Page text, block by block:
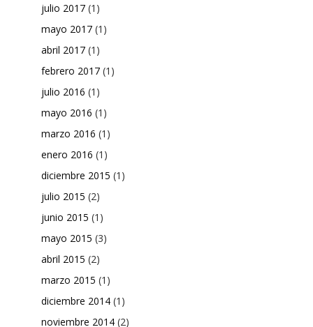
julio 2017 (1)
mayo 2017 (1)
abril 2017 (1)
febrero 2017 (1)
julio 2016 (1)
mayo 2016 (1)
marzo 2016 (1)
enero 2016 (1)
diciembre 2015 (1)
julio 2015 (2)
junio 2015 (1)
mayo 2015 (3)
abril 2015 (2)
marzo 2015 (1)
diciembre 2014 (1)
noviembre 2014 (2)